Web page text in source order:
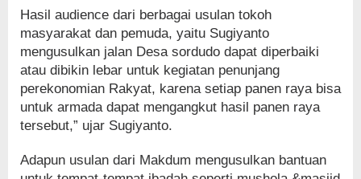
Hasil audience dari berbagai usulan tokoh
masyarakat dan pemuda, yaitu Sugiyanto
mengusulkan jalan Desa sordudo dapat diperbaiki
atau dibikin lebar untuk kegiatan penunjang
perekonomian Rakyat, karena setiap panen raya bisa
untuk armada dapat mengangkut hasil panen raya
tersebut,” ujar Sugiyanto.
Adapun usulan dari Makdum mengusulkan bantuan